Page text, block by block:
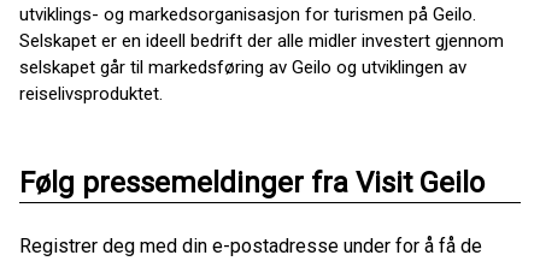
utviklings- og markedsorganisasjon for turismen på Geilo.
Selskapet er en ideell bedrift der alle midler investert gjennom
selskapet går til markedsføring av Geilo og utviklingen av
reiselivsproduktet.
Følg pressemeldinger fra Visit Geilo
Registrer deg med din e-postadresse under for å få de